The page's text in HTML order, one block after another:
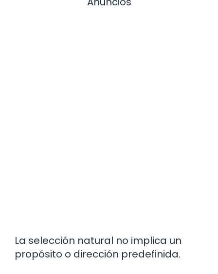
La selección natural no implica un
propósito o dirección predefinida.